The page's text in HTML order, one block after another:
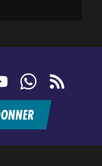
YouTubeWhatsApp
feed